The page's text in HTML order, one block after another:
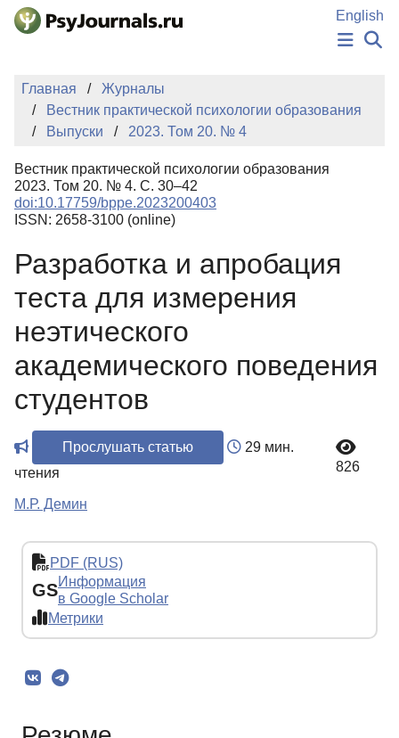
Перейти к основному содержанию
English
НОВОСТИ
ИЗДАНИЯ
АВТОРЫ
БАЗА ЗНАНИЙ
КЛЮЧЕВЫЕ СЛОВА
Регистрация
Главная
Журналы
Вестник практической психологии образования
Выпуски
2023. Том 20. № 4
Вестник практической психологии образования
2023. Том 20. № 4. С. 30–42
doi:10.17759/bppe.2023200403
ISSN: 2658-3100 (online)
Разработка и апробация
теста для измерения
неэтического
академического поведения
студентов
Прослушать статью
29 мин.
чтения
826
М.Р. Демин
PDF (RUS)
GSИнформация
в Google Scholar
Метрики